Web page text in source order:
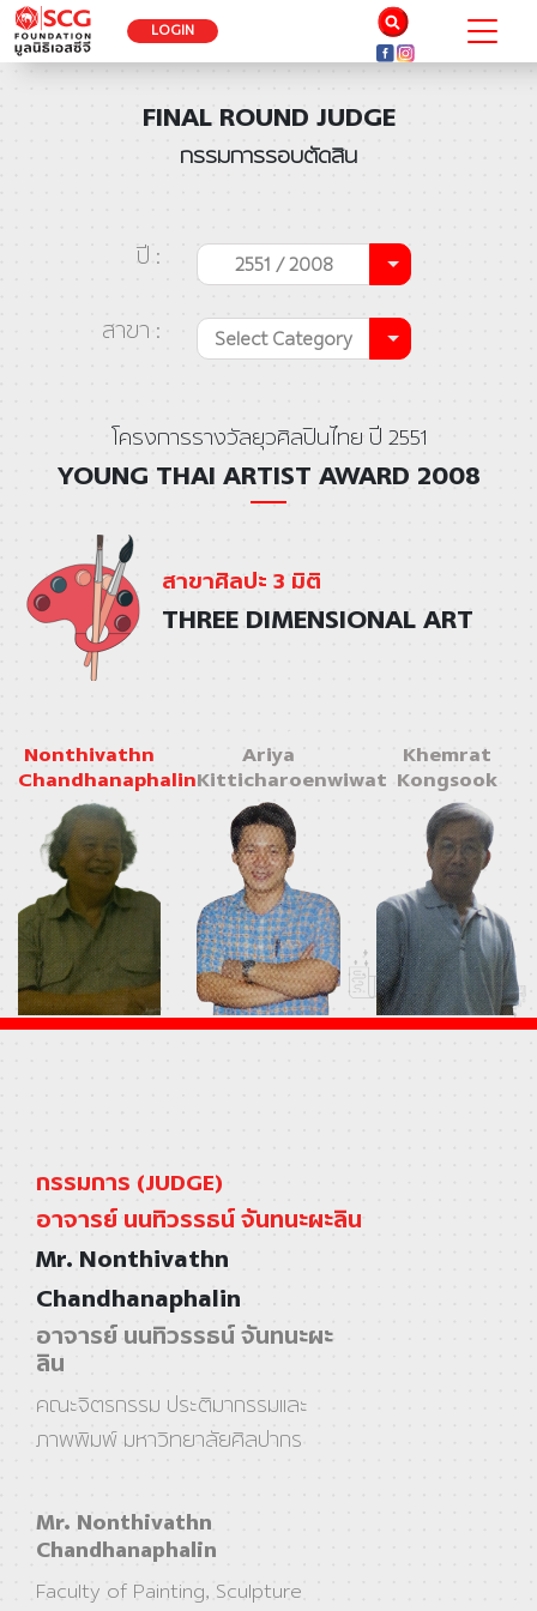
LOGIN
FINAL ROUND JUDGE
กรรมการรอบตัดสิน
ปี : 2551 / 2008
สาขา : Select Category
โครงการรางวัลยุวศิลปินไทย ปี 2551
YOUNG THAI ARTIST AWARD 2008
สาขาศิลปะ 3 มิติ
THREE DIMENSIONAL ART
Nonthivathn
Chandhanaphalin
Ariya
Kitticharoenwiwat
Khemrat
Kongsook
กรรมการ (JUDGE)
อาจารย์ นนทิวรรธน์ จันทนะผะลิน
Mr. Nonthivathn
Chandhanaphalin
อาจารย์ นนทิวรรธน์ จันทนะผะ
ลิน
คณะจิตรกรรม ประติมากรรมและ
ภาพพิมพ์ มหาวิทยาลัยศิลปากร
Mr. Nonthivathn
Chandhanaphalin
Faculty of Painting, Sculpture